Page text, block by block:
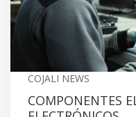
COJALI NEWS
COMPONENTES